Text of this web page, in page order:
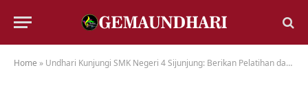
Home » Undhari Kunjungi SMK Negeri 4 Sijunjung: Berikan Pelatihan dan Sosialisasi